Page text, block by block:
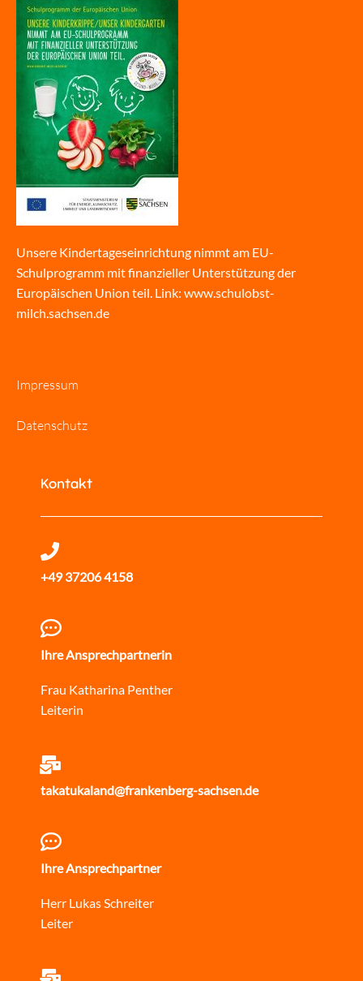
Unsere Kindertageseinrichtung nimmt am EU-
Schulprogramm mit finanzieller Unterstützung der
Europäischen Union teil. Link: www.schulobst-
milch.sachsen.de
Impressum
Datenschutz
Kontakt
+49 37206 4158
Ihre Ansprechpartnerin
Frau Katharina Penther
Leiterin
takatukaland@frankenberg-sachsen.de
Ihre Ansprechpartner
Herr Lukas Schreiter
Leiter